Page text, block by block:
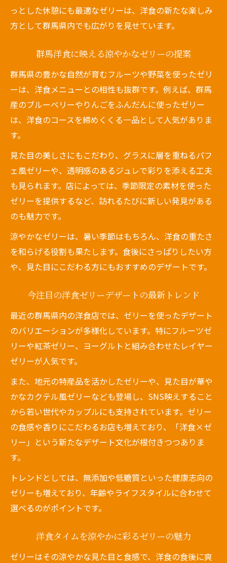
っとした休憩にも最適なゼリーは、洋食の新たな楽しみ
方として群馬県内でも広がりを見せています。
群馬洋食に映える涼やかなゼリーの提案
群馬県の豊かな自然が育むフルーツや野菜を使ったゼリ
ーは、洋食メニューとの相性も抜群です。例えば、群馬
産のブルーベリーやりんごをふんだんに使ったゼリー
は、洋食のコースを締めくくる一品として人気がありま
す。
見た目の美しさにもこだわり、グラスに層を重ねるパフ
ェ風ゼリーや、透明感のあるジュレで彩りを添える工夫
も見られます。店によっては、季節限定の素材を使った
ゼリーを提供するなど、訪れるたびに新しい発見がある
のも魅力です。
涼やかなゼリーは、暑い季節はもちろん、洋食の重たさ
を和らげる役割も果たします。食後にさっぱりしたい方
や、見た目にこだわる方にもおすすめのデザートです。
今注目の洋食ゼリーデザートの最新トレンド
最近の群馬県内の洋食店では、ゼリーを使ったデザート
のバリエーションが多様化しています。特にフルーツゼ
リーや紅茶ゼリー、ヨーグルトと組み合わせたレイヤー
ゼリーが人気です。
また、地元の特産品を活かしたゼリーや、見た目が華や
かなカクテル風ゼリーなども登場し、SNS映えすること
から若い世代やカップルにも支持されています。ゼリー
の食感や香りにこだわるお店も増えており、「洋食×ゼ
リー」という新たなデザート文化が根付きつつありま
す。
トレンドとしては、無添加や低糖質といった健康志向の
ゼリーも増えており、年齢やライフスタイルに合わせて
選べるのがポイントです。
洋食タイムを涼やかに彩るゼリーの魅力
ゼリーはその涼やかな見た目と食感で、洋食の食後に爽